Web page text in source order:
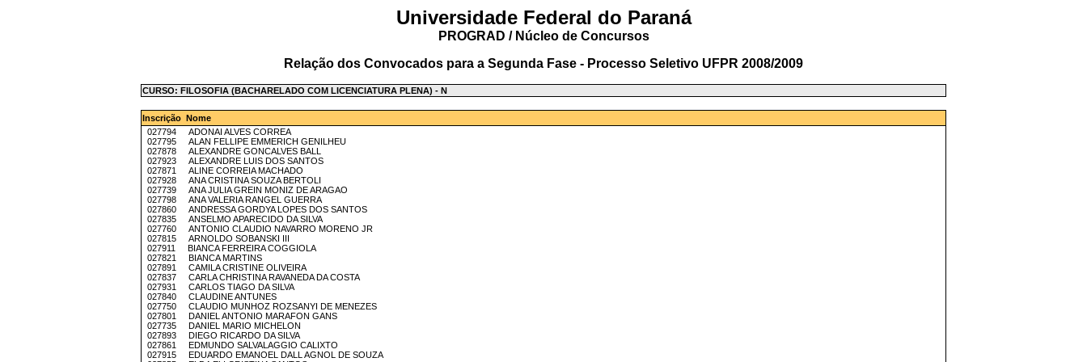
Universidade Federal do Paraná
PROGRAD / Núcleo de Concursos
Relação dos Convocados para a Segunda Fase - Processo Seletivo UFPR 2008/2009
CURSO: FILOSOFIA (BACHARELADO COM LICENCIATURA PLENA) - N
Inscrição Nome
027794 ADONAI ALVES CORREA
027795 ALAN FELLIPE EMMERICH GENILHEU
027878 ALEXANDRE GONCALVES BALL
027923 ALEXANDRE LUIS DOS SANTOS
027871 ALINE CORREIA MACHADO
027928 ANA CRISTINA SOUZA BERTOLI
027739 ANA JULIA GREIN MONIZ DE ARAGAO
027798 ANA VALERIA RANGEL GUERRA
027860 ANDRESSA GORDYA LOPES DOS SANTOS
027835 ANSELMO APARECIDO DA SILVA
027760 ANTONIO CLAUDIO NAVARRO MORENO JR
027815 ARNOLDO SOBANSKI III
027911 BIANCA FERREIRA COGGIOLA
027821 BIANCA MARTINS
027891 CAMILA CRISTINE OLIVEIRA
027837 CARLA CHRISTINA RAVANEDA DA COSTA
027931 CARLOS TIAGO DA SILVA
027840 CLAUDINE ANTUNES
027750 CLAUDIO MUNHOZ ROZSANYI DE MENEZES
027801 DANIEL ANTONIO MARAFON GANS
027735 DANIEL MARIO MICHELON
027893 DIEGO RICARDO DA SILVA
027861 EDMUNDO SALVALAGGIO CALIXTO
027915 EDUARDO EMANOEL DALL AGNOL DE SOUZA